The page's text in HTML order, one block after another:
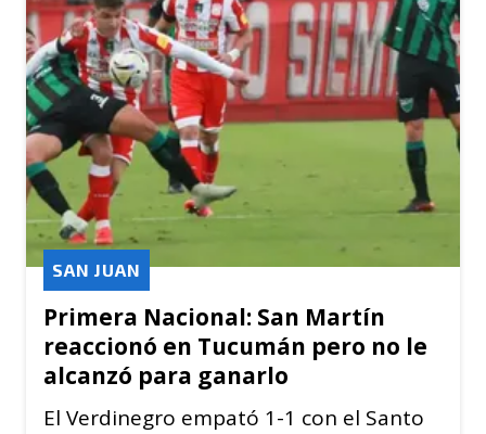
Primera Nacional: San Martín
reaccionó en Tucumán pero no le
alcanzó para ganarlo
SAN JUAN
El Verdinegro empató 1-1 con el Santo